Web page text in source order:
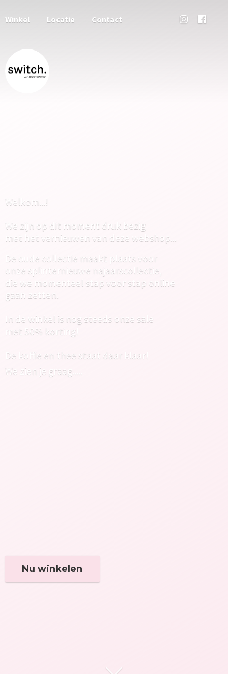
Winkel Locatie Contact
Welkom...!
We zijn op dit moment druk bezig
met het vernieuwen van deze webshop...
De oude collectie maakt plaats voor
onze splinternieuwe najaarscollectie,
die we momenteel stap voor stap online
gaan zetten.
In de winkel is nog steeds onze sale
met 50% korting!
De koffie en thee staat daar klaar!
We zien je graag.....
Nu winkelen